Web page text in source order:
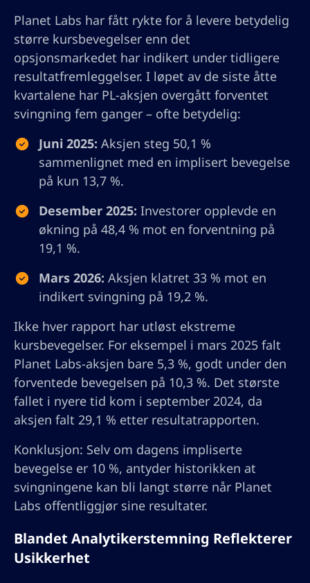
Planet Labs har fått rykte for å levere betydelig
større kursbevegelser enn det
opsjonsmarkedet har indikert under tidligere
resultatfremleggelser. I løpet av de siste åtte
kvartalene har PL-aksjen overgått forventet
svingning fem ganger – ofte betydelig:
Juni 2025: Aksjen steg 50,1 %
sammenlignet med en implisert bevegelse
på kun 13,7 %.
Desember 2025: Investorer opplevde en
økning på 48,4 % mot en forventning på
19,1 %.
Mars 2026: Aksjen klatret 33 % mot en
indikert svingning på 19,2 %.
Ikke hver rapport har utløst ekstreme
kursbevegelser. For eksempel i mars 2025 falt
Planet Labs-aksjen bare 5,3 %, godt under den
forventede bevegelsen på 10,3 %. Det største
fallet i nyere tid kom i september 2024, da
aksjen falt 29,1 % etter resultatrapporten.
Konklusjon: Selv om dagens impliserte
bevegelse er 10 %, antyder historikken at
svingningene kan bli langt større når Planet
Labs offentliggjør sine resultater.
Blandet Analytikerstemning Reflekterer
Usikkerhet